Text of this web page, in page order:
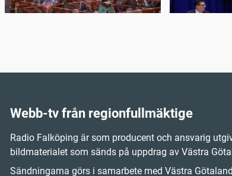
Webb-tv från regionfullmäktige
Radio Falköping är som producent och ansvarig
bildmaterialet som sänds på uppdrag av Västra
Sändningarna görs i samarbete med Västra